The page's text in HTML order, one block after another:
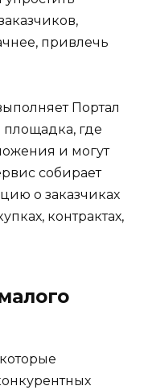
привлечь
Портал
где
и могут
собирает
о заказчиках
контрактах,